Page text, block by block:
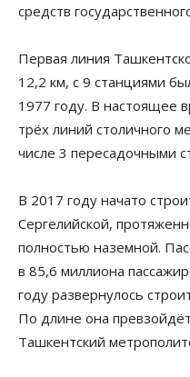
средств
Первая линия
12,2 км, с 9 станциями
1977 году. В настоящее
трёх линий столичного
числе 3 пересадочными
В 2017 году начато
Сергелийской,
полностью наземной.
в 85,6 миллиона
году развернулось
По длине она
Ташкентский